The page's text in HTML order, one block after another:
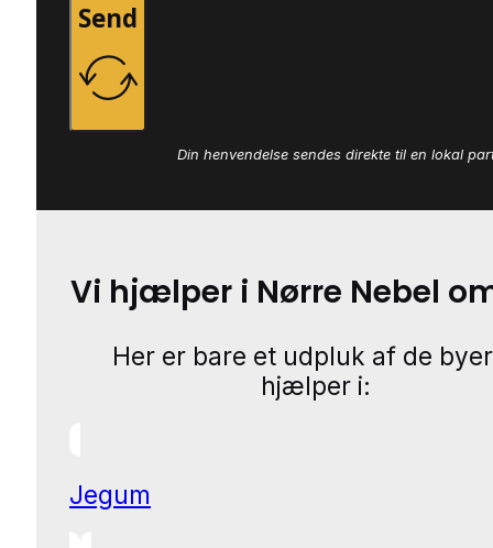
Send
Din henvendelse sendes direkte til en lokal
Vi hjælper i Nørre Nebel
Her er bare et udpluk af de
hjælper i:
Jegum